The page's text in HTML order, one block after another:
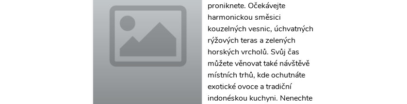
proniknete. Očekávejte
harmonickou směsici
kouzelných vesnic, úchvatných
rýžových teras a zelených
horských vrcholů. Svůj čas
můžete věnovat také návštěvě
místních trhů, kde ochutnáte
exotické ovoce a tradiční
indonéskou kuchyni. Nenechte